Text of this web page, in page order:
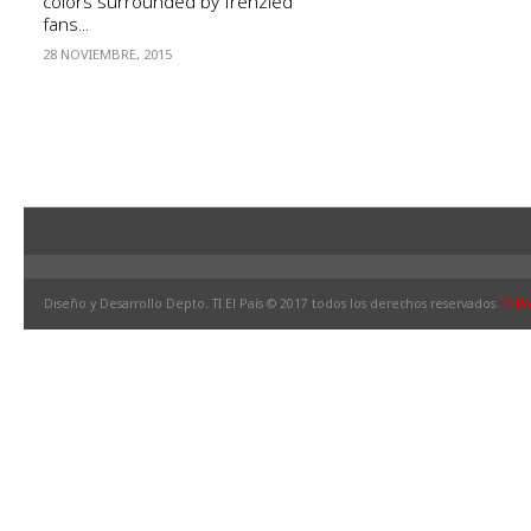
fans...
28 NOVIEMBRE, 2015
Diseño y Desarrollo Depto. TI El País © 2017 todos los derechos reservados.